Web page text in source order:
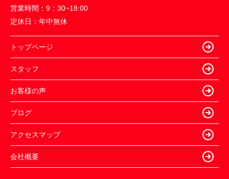
営業時間： 9：30~18:00
定休日： 年中無休
トップページ
スタッフ
お客様の声
ブログ
アクセスマップ
会社概要